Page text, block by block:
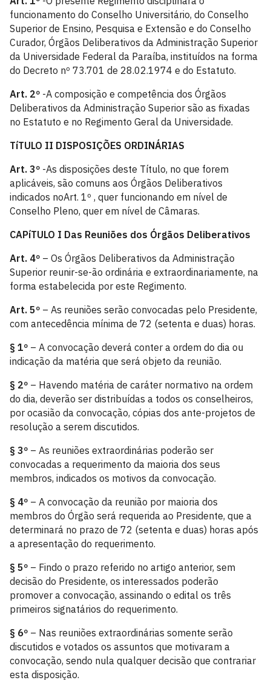
funcionamento do Conselho Universitário, do Conselho
Superior de Ensino, Pesquisa e Extensão e do Conselho
Curador, Órgãos Deliberativos da Administração Superior
da Universidade Federal da Paraíba, instituídos na forma
do Decreto nº 73.701 de 28.02.1974 e do Estatuto.
Art. 2º -A composição e competência dos Órgãos
Deliberativos da Administração Superior são as fixadas
no Estatuto e no Regimento Geral da Universidade.
TíTULO II DISPOSIÇÕES ORDINÁRIAS
Art. 3º -As disposições deste Título, no que forem
aplicáveis, são comuns aos Órgãos Deliberativos
indicados noArt. 1º , quer funcionando em nível de
Conselho Pleno, quer em nível de Câmaras.
CAPíTULO I Das Reuniões dos Órgãos Deliberativos
Art. 4º – Os Órgãos Deliberativos da Administração
Superior reunir-se-ão ordinária e extraordinariamente, na
forma estabelecida por este Regimento.
Art. 5º – As reuniões serão convocadas pelo Presidente,
com antecedência mínima de 72 (setenta e duas) horas.
§ 1º – A convocação deverá conter a ordem do dia ou
indicação da matéria que será objeto da reunião.
§ 2º – Havendo matéria de caráter normativo na ordem
do dia, deverão ser distribuídas a todos os conselheiros,
por ocasião da convocação, cópias dos ante-projetos de
resolução a serem discutidos.
§ 3º – As reuniões extraordinárias poderão ser
convocadas a requerimento da maioria dos seus
membros, indicados os motivos da convocação.
§ 4º – A convocação da reunião por maioria dos
membros do Órgão será requerida ao Presidente, que a
determinará no prazo de 72 (setenta e duas) horas após
a apresentação do requerimento.
§ 5º – Findo o prazo referido no artigo anterior, sem
decisão do Presidente, os interessados poderão
promover a convocação, assinando o edital os três
primeiros signatários do requerimento.
§ 6º – Nas reuniões extraordinárias somente serão
discutidos e votados os assuntos que motivaram a
convocação, sendo nula qualquer decisão que contrariar
esta disposição.